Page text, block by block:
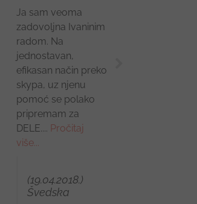
Ja sam veoma
zadovoljna Ivaninim
radom. Na
jednostavan,
efikasan način preko
skypa, uz njenu
pomoć se polako
pripremam za
DELE.... Pročitaj
više...
(19.04.2018.)
Švedska
Pozdrav svima!
Ovim putem želim
da se obratim svima
koji žele da uče i
rade nešto lepo i
korisno za...Pročitaj
više...
(20.04.2018.),
Tenerife, Španija